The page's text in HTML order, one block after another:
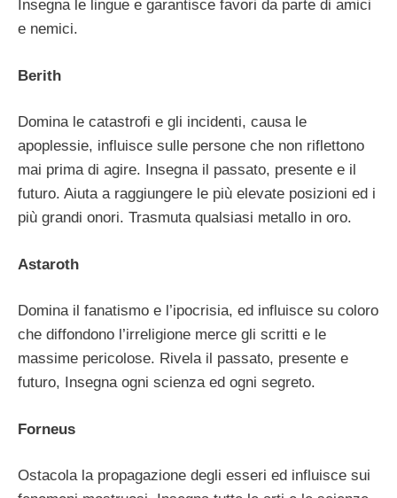
Insegna le lingue e garantisce favori da parte di amici
e nemici.
Berith
Domina le catastrofi e gli incidenti, causa le
apoplessie, influisce sulle persone che non riflettono
mai prima di agire. Insegna il passato, presente e il
futuro. Aiuta a raggiungere le più elevate posizioni ed i
più grandi onori. Trasmuta qualsiasi metallo in oro.
Astaroth
Domina il fanatismo e l’ipocrisia, ed influisce su coloro
che diffondono l’irreligione merce gli scritti e le
massime pericolose. Rivela il passato, presente e
futuro, Insegna ogni scienza ed ogni segreto.
Forneus
Ostacola la propagazione degli esseri ed influisce sui